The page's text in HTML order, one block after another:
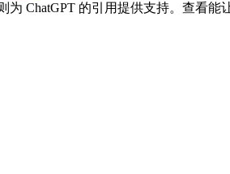
为 ChatGPT 的引用提供支持。查看